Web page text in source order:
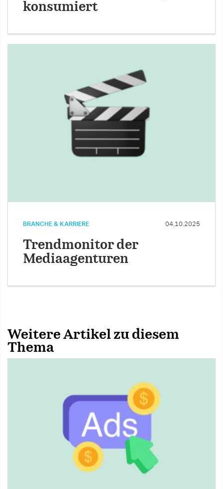
konsumiert
BRANCHE & KARRIERE 04.10.2025
Trendmonitor der
Mediaagenturen
Weitere Artikel zu diesem
Thema